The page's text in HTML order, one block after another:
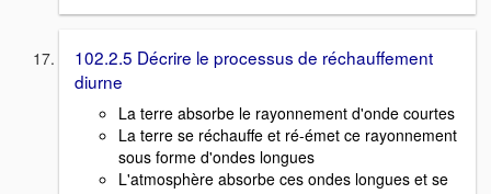
102.2.5 Décrire le processus de réchauffement
diurne
La terre absorbe le rayonnement d'onde courtes
La terre se réchauffe et ré-émet ce rayonnement
sous forme d'ondes longues
L'atmosphère absorbe ces ondes longues et se